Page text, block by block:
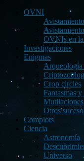
OVNI
OVNIs en la
Investigaciones
Enigmas
Crop circles
Fantasmas
Otros
Complots
Ciencia
Astronomía
Universo